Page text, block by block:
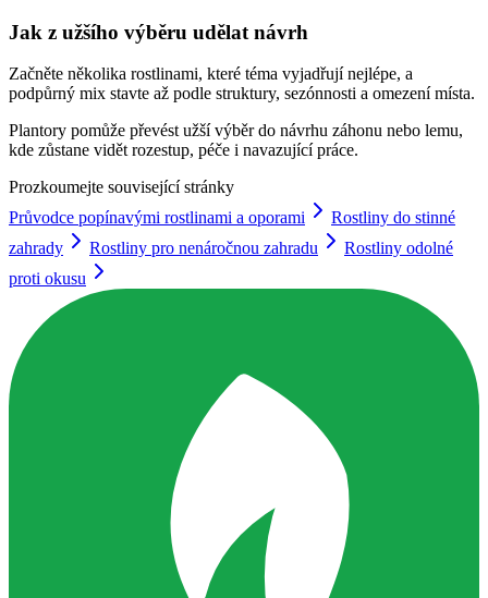
Jak z užšího výběru udělat návrh
Začněte několika rostlinami, které téma vyjadřují nejlépe, a
podpůrný mix stavte až podle struktury, sezónnosti a omezení místa.
Plantory pomůže převést užší výběr do návrhu záhonu nebo lemu,
kde zůstane vidět rozestup, péče i navazující práce.
Prozkoumejte související stránky
Průvodce popínavými rostlinami a oporami
Rostliny do stinné
zahrady
Rostliny pro nenáročnou zahradu
Rostliny odolné
proti okusu